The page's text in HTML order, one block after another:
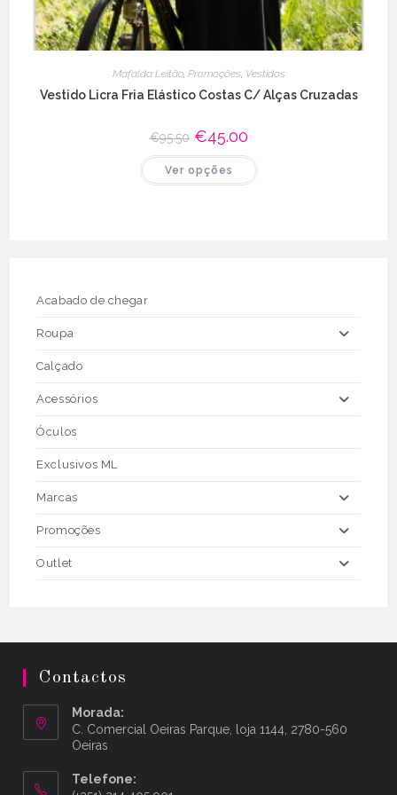
Mafalda Leitão, Promoções Vestidos
Vestido Licra Fria Elástico Costas C/ Alças Cruzadas
€95.50 O
preço
original
era:
€95.50.
€45.00O
atual
€45.00.
Ver opções
product
Acabado de chegar
Roupa
Calçado
Acessórios
Óculos
Exclusivos ML
Marcas
Promoções
Outlet
Contactos
Morada:
C. Comercial Oeiras Parque, loja 1144, 2780-560
Oeiras
Telefone: